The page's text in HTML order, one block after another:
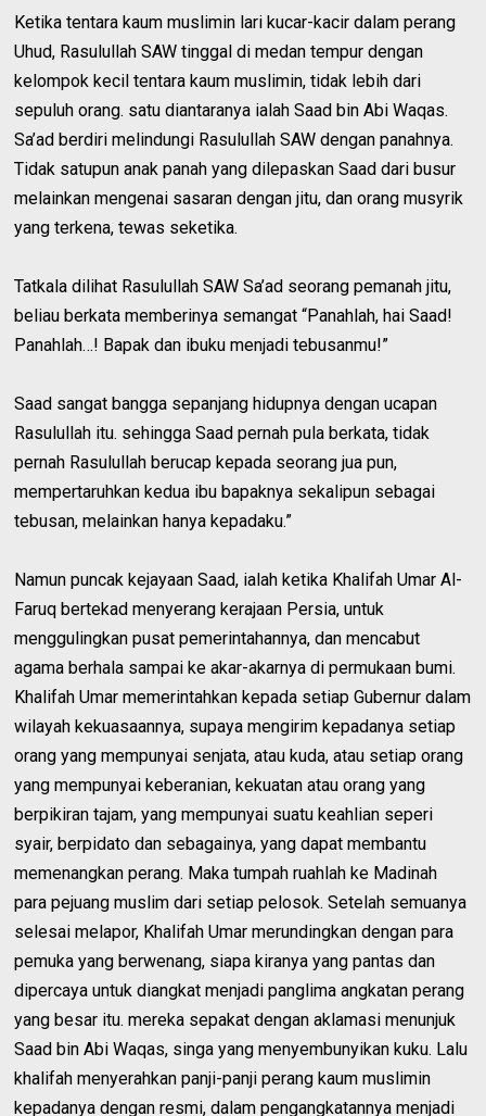
Ketika tentara kaum muslimin lari kucar-kacir dalam perang
Uhud, Rasulullah SAW tinggal di medan tempur dengan
kelompok kecil tentara kaum muslimin, tidak lebih dari
sepuluh orang. satu diantaranya ialah Saad bin Abi Waqas.
Sa’ad berdiri melindungi Rasulullah SAW dengan panahnya.
Tidak satupun anak panah yang dilepaskan Saad dari busur
melainkan mengenai sasaran dengan jitu, dan orang musyrik
yang terkena, tewas seketika.
Tatkala dilihat Rasulullah SAW Sa’ad seorang pemanah jitu,
beliau berkata memberinya semangat “Panahlah, hai Saad!
Panahlah…! Bapak dan ibuku menjadi tebusanmu!”
Saad sangat bangga sepanjang hidupnya dengan ucapan
Rasulullah itu. sehingga Saad pernah pula berkata, tidak
pernah Rasulullah berucap kepada seorang jua pun,
mempertaruhkan kedua ibu bapaknya sekalipun sebagai
tebusan, melainkan hanya kepadaku.”
Namun puncak kejayaan Saad, ialah ketika Khalifah Umar Al-
Faruq bertekad menyerang kerajaan Persia, untuk
menggulingkan pusat pemerintahannya, dan mencabut
agama berhala sampai ke akar-akarnya di permukaan bumi.
Khalifah Umar memerintahkan kepada setiap Gubernur dalam
wilayah kekuasaannya, supaya mengirim kepadanya setiap
orang yang mempunyai senjata, atau kuda, atau setiap orang
yang mempunyai keberanian, kekuatan atau orang yang
berpikiran tajam, yang mempunyai suatu keahlian seperi
syair, berpidato dan sebagainya, yang dapat membantu
memenangkan perang. Maka tumpah ruahlah ke Madinah
para pejuang muslim dari setiap pelosok. Setelah semuanya
selesai melapor, Khalifah Umar merundingkan dengan para
pemuka yang berwenang, siapa kiranya yang pantas dan
dipercaya untuk diangkat menjadi panglima angkatan perang
yang besar itu. mereka sepakat dengan aklamasi menunjuk
Saad bin Abi Waqas, singa yang menyembunyikan kuku. Lalu
khalifah menyerahkan panji-panji perang kaum muslimin
kepadanya dengan resmi, dalam pengangkatannya menjadi